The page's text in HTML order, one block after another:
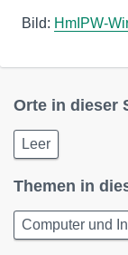
Bild: HmIPW-
Orte in dieser
Leer
Themen in
Computer und